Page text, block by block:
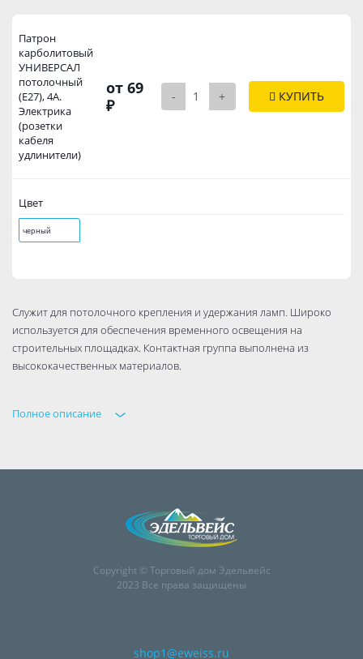
Патрон
карболитовый
УНИВЕРСАЛ
потолочный
(Е27), 4А.
Электрика
(розетки
кабеля
удлинители)
от 69
₽
- + КУПИТЬ
Цвет
черный
Служит для потолочного крепления и удержания ламп. Широко
используется для обеспечения временного освещения на
строительных площадках. Контактная группа выполнена из
высококачественных материалов.
Полное описание
Copyright © Торговый дом Эдельвейс
2023 Все права защищены
shop1@eweiss.ru